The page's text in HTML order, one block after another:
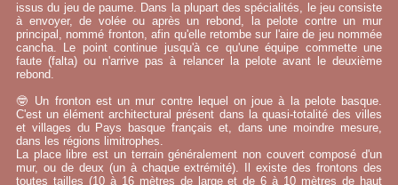
issus du jeu de paume. Dans la plupart des spécialités, le jeu consiste
à envoyer, de volée ou après un rebond, la pelote contre un mur
principal, nommé fronton, afin qu'elle retombe sur l'aire de jeu nommée
cancha. Le point continue jusqu'à ce qu'une équipe commette une
faute (falta) ou n'arrive pas à relancer la pelote avant le deuxième
rebond.
🤓 Un fronton est un mur contre lequel on joue à la pelote basque.
C'est un élément architectural présent dans la quasi-totalité des villes
et villages du Pays basque français et, dans une moindre mesure,
dans les régions limitrophes.
La place libre est un terrain généralement non couvert composé d'un
mur, ou de deux (un à chaque extrémité). Il existe des frontons des
toutes tailles (10 à 16 mètres de large et de 6 à 10 mètres de haut